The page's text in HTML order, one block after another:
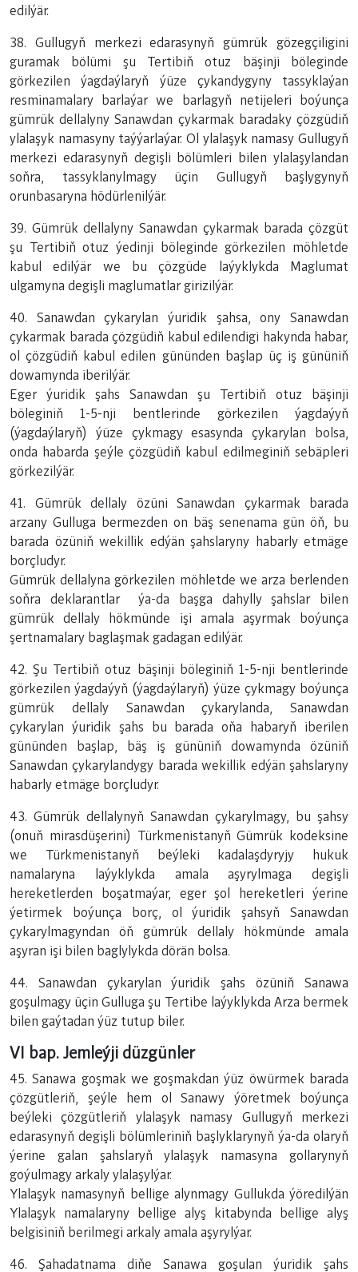
edilýär.
38. Gullugyň merkezi edarasynyň gümrük gözegçiligini
guramak bölümi şu Tertibiň otuz bäşinji böleginde
görkezilen ýagdaýlaryň ýüze çykandygyny tassyklaýan
resminamalary barlaýar we barlagyň netijeleri boýunça
gümrük dellalyny Sanawdan çykarmak baradaky çözgüdiň
ylalaşyk namasyny taýýarlaýar. Ol ylalaşyk namasy Gullugyň
merkezi edarasynyň degişli bölümleri bilen ylalaşylandan
soňra, tassyklanylmagy üçin Gullugyň başlygynyň
orunbasaryna hödürlenilýär.
39. Gümrük dellalyny Sanawdan çykarmak barada çözgüt
şu Tertibiň otuz ýedinji böleginde görkezilen möhletde
kabul edilýär we bu çözgüde laýyklykda Maglumat
ulgamyna degişli maglumatlar girizilýär.
40. Sanawdan çykarylan ýuridik şahsa, ony Sanawdan
çykarmak barada çözgüdiň kabul edilendigi hakynda habar,
ol çözgüdiň kabul edilen gününden başlap üç iş gününiň
dowamynda iberilýär.
Eger ýuridik şahs Sanawdan şu Tertibiň otuz bäşinji
böleginiň 1-5-nji bentlerinde görkezilen ýagdaýyň
(ýagdaýlaryň) ýüze çykmagy esasynda çykarylan bolsa,
onda habarda şeýle çözgüdiň kabul edilmeginiň sebäpleri
görkezilýär.
41. Gümrük dellaly özüni Sanawdan çykarmak barada
arzany Gulluga bermezden on bäş senenama gün öň, bu
barada özüniň wekillik edýän şahslaryny habarly etmäge
borçludyr.
Gümrük dellalyna görkezilen möhletde we arza berlenden
soňra deklarantlar ýa-da başga dahylly şahslar bilen
gümrük dellaly hökmünde işi amala aşyrmak boýunça
şertnamalary baglaşmak gadagan edilýär.
42. Şu Tertibiň otuz bäşinji böleginiň 1-5-nji bentlerinde
görkezilen ýagdaýyň (ýagdaýlaryň) ýüze çykmagy boýunça
gümrük dellaly Sanawdan çykarylanda, Sanawdan
çykarylan ýuridik şahs bu barada oňa habaryň iberilen
gününden başlap, bäş iş gününiň dowamynda özüniň
Sanawdan çykarylandygy barada wekillik edýän şahslaryny
habarly etmäge borçludyr.
43. Gümrük dellalynyň Sanawdan çykarylmagy, bu şahsy
(onuň mirasdüşerini) Türkmenistanyň Gümrük kodeksine
we Türkmenistanyň beýleki kadalaşdyryjy hukuk
namalaryna laýyklykda amala aşyrylmaga degişli
hereketlerden boşatmaýar, eger şol hereketleri ýerine
ýetirmek boýunça borç, ol ýuridik şahsyň Sanawdan
çykarylmagyndan öň gümrük dellaly hökmünde amala
aşyran işi bilen baglylykda dörän bolsa.
44. Sanawdan çykarylan ýuridik şahs özüniň Sanawa
goşulmagy üçin Gulluga şu Tertibe laýyklykda Arza bermek
bilen gaýtadan ýüz tutup biler.
VI bap. Jemleýji düzgünler
45. Sanawa goşmak we goşmakdan ýüz öwürmek barada
çözgütleriň, şeýle hem ol Sanawy ýöretmek boýunça
beýleki çözgütleriň ylalaşyk namasy Gullugyň merkezi
edarasynyň degişli bölümleriniň başlyklarynyň ýa-da olaryň
ýerine galan şahslaryň ylalaşyk namasyna gollarynyň
goýulmagy arkaly ylalaşylýar.
Ylalaşyk namasynyň bellige alynmagy Gullukda ýöredilýän
Ylalaşyk namalaryny bellige alyş kitabynda bellige alyş
belgisiniň berilmegi arkaly amala aşyrylýar.
46. Şahadatnama diňe Sanawa goşulan ýuridik şahs